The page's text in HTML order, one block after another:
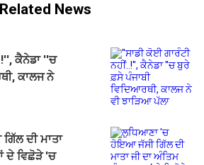
Related News
ਕੈਨੇਡਾ ''ਚ
ਕਾਲਜ ਨੇ
ਦੀ ਮਾਤਾ
ਦੇ ਵਿਛੋੜੇ 'ਚ